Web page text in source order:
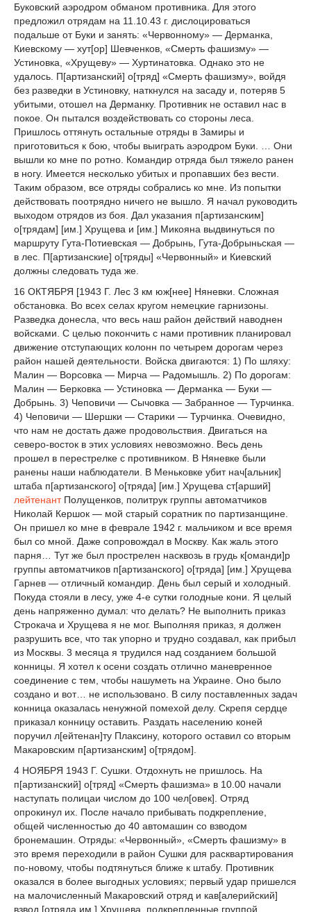
Буковский аэродром обманом противника. Для этого
предложил отрядам на 11.10.43 г. дислоцироваться
подальше от Буки и занять: «Червонному» — Дерманка,
Киевскому — хут[ор] Шевченков, «Смерть фашизму» —
Устиновка, «Хрущеву» — Хуртинатовка. Однако это не
удалось. П[артизанский] о[тряд] «Смерть фашизму», войдя
без разведки в Устиновку, наткнулся на засаду и, потеряв 5
убитыми, отошел на Дерманку. Противник не оставил нас в
покое. Он пытался воздействовать со стороны леса.
Пришлось оттянуть остальные отряды в Замиры и
приготовиться к бою, чтобы выиграть аэродром Буки. … Они
вышли ко мне по ротно. Командир отряда был тяжело ранен
в ногу. Имеется несколько убитых и пропавших без вести.
Таким образом, все отряды собрались ко мне. Из попытки
действовать поотрядно ничего не вышло. Я начал руководить
выходом отрядов из боя. Дал указания п[артизанским]
о[трядам] [им.] Хрущева и [им.] Микояна выдвинуться по
маршруту Гута-Потиевская — Добрынь, Гута-Добрыньская —
в лес. П[артизанские] о[тряды] «Червонный» и Киевский
должны следовать туда же.
16 ОКТЯБРЯ [1943 Г. Лес 3 км юж[нее] Няневки. Сложная
обстановка. Во всех селах кругом немецкие гарнизоны.
Разведка донесла, что весь наш район действий наводнен
войсками. С целью покончить с нами противник планировал
движение отступающих колонн по четырем дорогам через
район нашей деятельности. Войска двигаются: 1) По шляху:
Малин — Ворсовка — Мирча — Радомышль. 2) По дорогам:
Малин — Берковка — Устиновка — Дерманка — Буки —
Добрынь. 3) Чеповичи — Сычовка — Забранное — Турчинка.
4) Чеповичи — Шершки — Старики — Турчинка. Очевидно,
что нам не достать даже продовольствия. Двигаться на
северо-восток в этих условиях невозможно. Весь день
прошел в перестрелке с противником. В Няневке были
ранены наши наблюдатели. В Меньковке убит нач[альник]
штаба п[артизанского] о[тряда] [им.] Хрущева ст[арший]
лейтенантПолущенков, политрук группы автоматчиков
Николай Кершок — мой старый соратник по партизанщине.
Он пришел ко мне в феврале 1942 г. мальчиком и все время
был со мной. Даже сопровождал в Москву. Как жаль этого
парня… Тут же был прострелен насквозь в грудь к[оманди]р
группы автоматчиков п[артизанского] о[тряда] [им.] Хрущева
Гарнев — отличный командир. День был серый и холодный.
Покуда стояли в лесу, уже 4-е сутки голодные кони. Я целый
день напряженно думал: что делать? Не выполнить приказ
Строкача и Хрущева я не мог. Выполняя приказ, я должен
разрушить все, что так упорно и трудно создавал, как прибыл
из Москвы. 3 месяца я трудился над созданием большой
конницы. Я хотел к осени создать отлично маневренное
соединение с тем, чтобы нашуметь на Украине. Оно было
создано и вот… не использовано. В силу поставленных задач
конница оказалась ненужной помехой делу. Скрепя сердце
приказал конницу оставить. Раздать населению коней
поручил л[ейтенан]ту Плаксину, которого оставил со вторым
Макаровским п[артизанским] о[трядом].
4 НОЯБРЯ 1943 Г. Сушки. Отдохнуть не пришлось. На
п[артизанский] о[тряд] «Смерть фашизма» в 10.00 начали
наступать полицаи числом до 100 чел[овек]. Отряд
опрокинул их. После начало прибывать подкрепление,
общей численностью до 40 автомашин со взводом
бронемашин. Отряды: «Червонный», «Смерть фашизму» в
это время переходили в район Сушки для расквартирования
по-новому, чтобы подтянуться ближе к штабу. Противник
оказался в более выгодных условиях; первый удар пришелся
на малочисленный Макаровский отряд и кав[алерийский]
взвод [отряда им.] Хрущева, подкрепленные группой